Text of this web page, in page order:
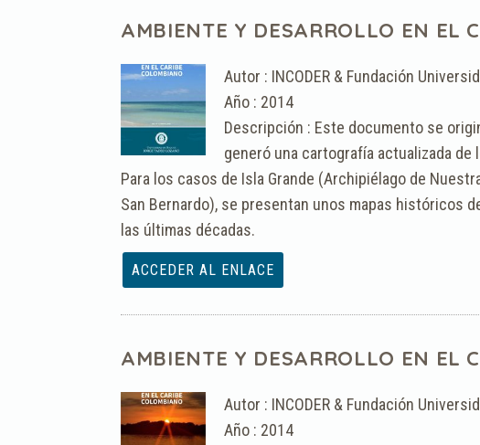
AMBIENTE Y DESARROLLO EN EL
Autor : INCODER & Fundación
Año : 2014
Descripción : Este documento se
generó una cartografía actualizada
Para los casos de Isla Grande (Archipiélago de
San Bernardo), se presentan unos mapas históricos
las últimas décadas.
AMBIENTE Y DESARROLLO EN EL
Autor : INCODER & Fundación
Año : 2014